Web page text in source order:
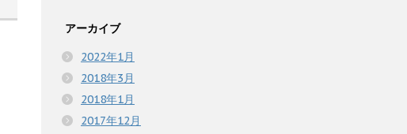
アーカイブ
2022年1月
2018年3月
2018年1月
2017年12月